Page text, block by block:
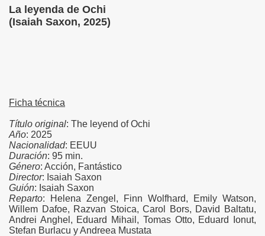
La leyenda de Ochi
(Isaiah Saxon, 2025)
Ficha técnica
Título original: The leyend of Ochi
Año: 2025
Nacionalidad: EEUU
Duración: 95 min.
Género: Acción, Fantástico
Director: Isaiah Saxon
Guión: Isaiah Saxon
Reparto: Helena Zengel, Finn Wolfhard, Emily Watson,
Willem Dafoe, Razvan Stoica, Carol Bors, David Baltatu,
Andrei Anghel, Eduard Mihail, Tomas Otto, Eduard Ionut,
Stefan Burlacu y Andreea Mustata